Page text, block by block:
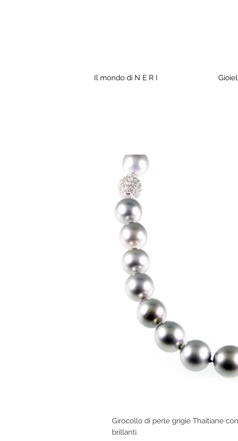
Il mondo di N E R I
Girocollo di perle grigie Thaitiane
brillanti.